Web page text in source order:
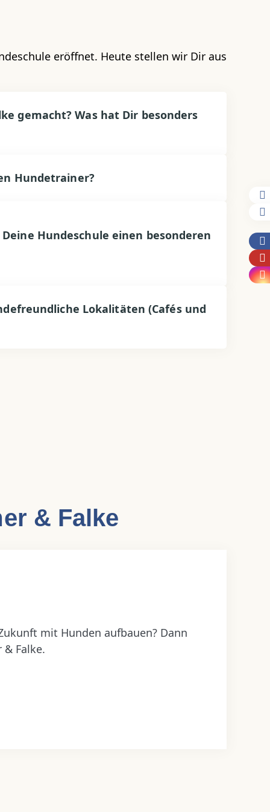
eröffnet. Heute stellen wir Dir aus
gemacht? Was hat Dir besonders
Hundetrainer?
Hundeschule einen besonderen
Lokalitäten (Cafés und
& Falke
mit Hunden aufbauen? Dann
Falke.